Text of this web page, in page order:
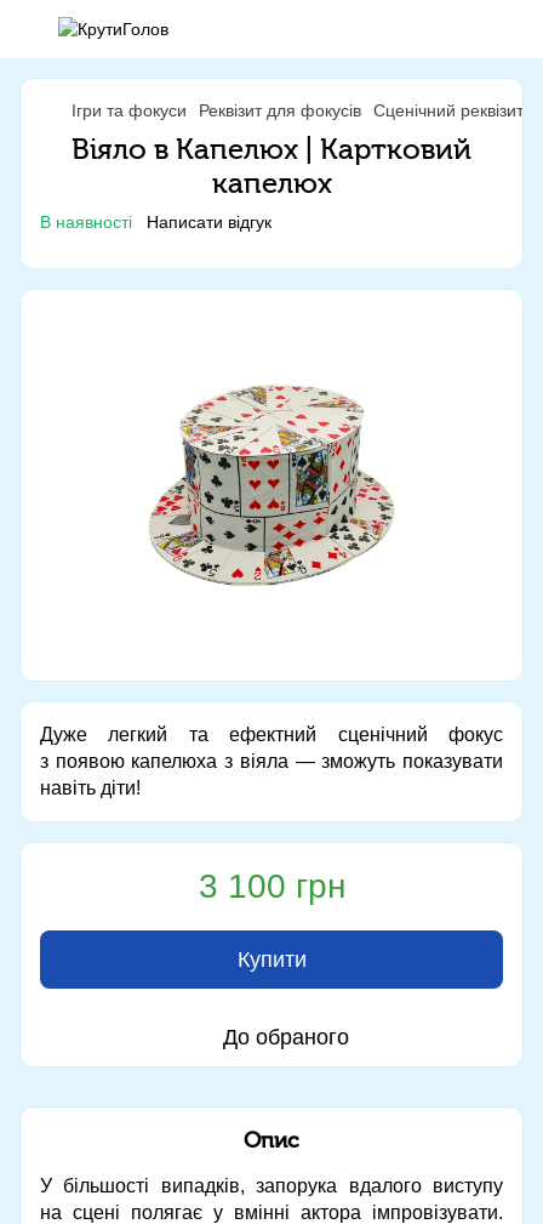
Ігри та фокуси Реквізит для фокусів Сценічний реквізит
Віяло в Капелюх | Картковий
капелюх
В наявності Написати відгук
Дуже легкий та ефектний сценічний фокус
з появою капелюха з віяла — зможуть показувати
навіть діти!
3 100 грн
Купити
До обраного
Опис
У більшості випадків, запорука вдалого виступу
на сцені полягає у вмінні актора імпровізувати.